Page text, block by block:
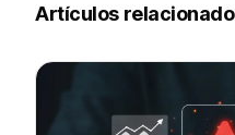
Artículos